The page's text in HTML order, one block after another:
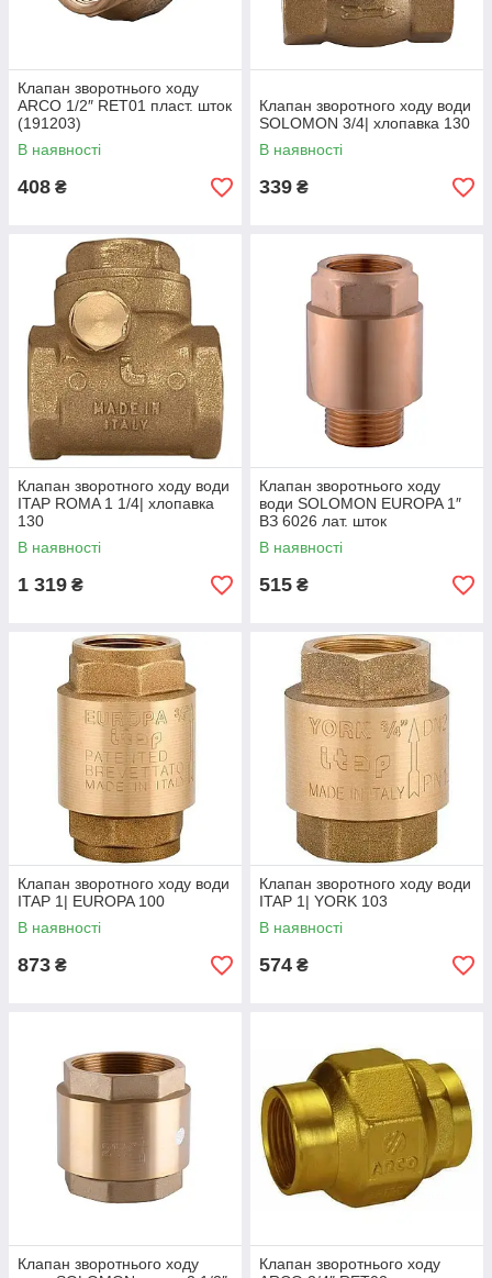
Клапан зворотнього ходу
ARCO 1/2″ RET01 пласт. шток
(191203)
В наявності
408 ₴
Клапан зворотного ходу води
SOLOMON 3/4| хлопавка 130
В наявності
339 ₴
Клапан зворотного ходу води
ITAP ROMA 1 1/4| хлопавка
130
В наявності
1 319 ₴
Клапан зворотнього ходу
води SOLOMON EUROPA 1″
ВЗ 6026 лат. шток
В наявності
515 ₴
Клапан зворотного ходу води
ITAP 1| EUROPA 100
В наявності
873 ₴
Клапан зворотного ходу води
ITAP 1| YORK 103
В наявності
574 ₴
Клапан зворотнього ходу
Клапан зворотнього ходу